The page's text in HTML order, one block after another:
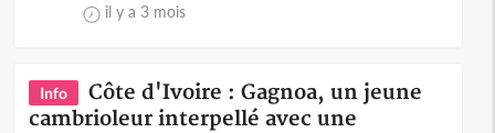
il y a 3 mois
Info
Côte d'Ivoire : Gagnoa, un jeune
cambrioleur interpellé avec une